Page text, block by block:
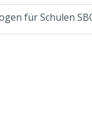
für Schulen